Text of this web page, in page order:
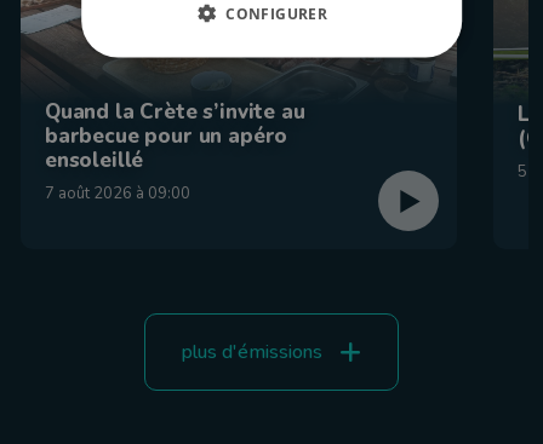
Quand la Crète s’invite au
barbecue pour un apéro
ensoleillé
7 août 2026 à 09:00
5
plus d'émissions
CONFIGURER